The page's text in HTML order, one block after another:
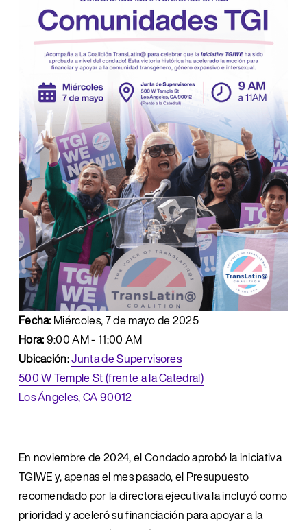
Fecha: Miércoles, 7 de mayo de 2025
Hora: 9:00 AM - 11:00 AM
Ubicación:Junta de Supervisores
500 W Temple St (frente a la Catedral)
Los Ángeles, CA 90012
En noviembre de 2024, el Condado aprobó la iniciativa
TGIWE y, apenas el mes pasado, el Presupuesto
recomendado por la directora ejecutiva la incluyó como
prioridad y aceleró su financiación para apoyar a la